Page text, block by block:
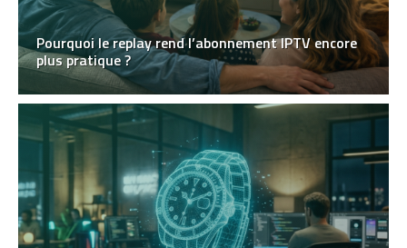
Pourquoi le replay rend l’abonnement IPTV encore
plus pratique ?